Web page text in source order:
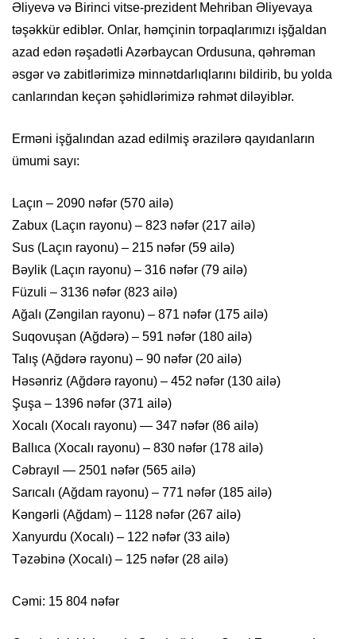
Əliyevə və Birinci vitse-prezident Mehriban Əliyevaya
təşəkkür ediblər. Onlar, həmçinin torpaqlarımızı işğaldan
azad edən rəşadətli Azərbaycan Ordusuna, qəhrəman
əsgər və zabitlərimizə minnətdarlıqlarını bildirib, bu yolda
canlarından keçən şəhidlərimizə rəhmət diləyiblər.
Erməni işğalından azad edilmiş ərazilərə qayıdanların
ümumi sayı:
Laçın – 2090 nəfər (570 ailə)
Zabux (Laçın rayonu) – 823 nəfər (217 ailə)
Sus (Laçın rayonu) – 215 nəfər (59 ailə)
Bəylik (Laçın rayonu) – 316 nəfər (79 ailə)
Füzuli – 3136 nəfər (823 ailə)
Ağalı (Zəngilan rayonu) – 871 nəfər (175 ailə)
Suqovuşan (Ağdərə) – 591 nəfər (180 ailə)
Talış (Ağdərə rayonu) – 90 nəfər (20 ailə)
Həsənriz (Ağdərə rayonu) – 452 nəfər (130 ailə)
Şuşa – 1396 nəfər (371 ailə)
Xocalı (Xocalı rayonu) — 347 nəfər (86 ailə)
Ballıca (Xocalı rayonu) – 830 nəfər (178 ailə)
Cəbrayıl — 2501 nəfər (565 ailə)
Sarıcalı (Ağdam rayonu) – 771 nəfər (185 ailə)
Kəngərli (Ağdam) – 1128 nəfər (267 ailə)
Xanyurdu (Xocalı) – 122 nəfər (33 ailə)
Təzəbinə (Xocalı) – 125 nəfər (28 ailə)
Cəmi: 15 804 nəfər